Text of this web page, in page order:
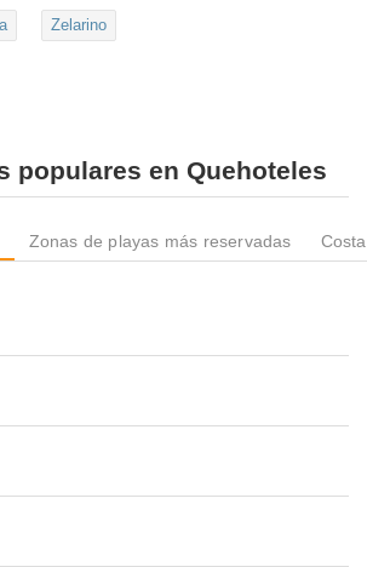
Zelarino
populares en Quehoteles
Zonas de playas más reservadas